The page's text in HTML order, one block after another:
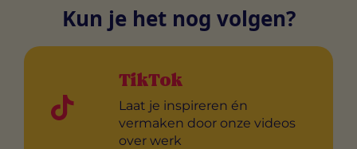
Kun je het nog volgen?
TikTok
Laat je inspireren én
vermaken door onze videos
over werk